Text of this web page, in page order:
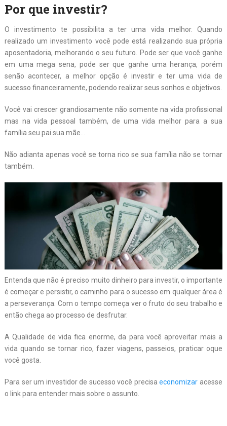
Porque investir?
O investimento te possibilita a ter uma vida melhor. Quando
realizado um investimento você pode está realizando sua própria
aposentadoria, melhorando o seu futuro. Pode ser que você ganhe
em uma mega sena, pode ser que ganhe uma herança, porém
senão acontecer, a melhor opção é investir e ter uma vida de
sucesso financeiramente, podendo realizar seus sonhos e objetivos.
Você vai crescer grandiosamente não somente na vida profissional
mas na vida pessoal também, de uma vida melhor para a sua
família seu pai sua mãe…
Não adianta apenas você se torna rico se sua família não se tornar
também.
Entenda que não é preciso muito dinheiro para investir, o importante
é começar e persistir, o caminho para o sucesso em qualquer área é
a perseverança. Com o tempo começa ver o fruto do seu trabalho e
então chega ao processo de desfrutar.
A Qualidade de vida fica enorme, da para você aproveitar mais a
vida quando se tornar rico, fazer viagens, passeios, praticar oque
você gosta.
Para ser um investidor de sucesso você precisaeconomizar acesse
o link para entender mais sobre o assunto.